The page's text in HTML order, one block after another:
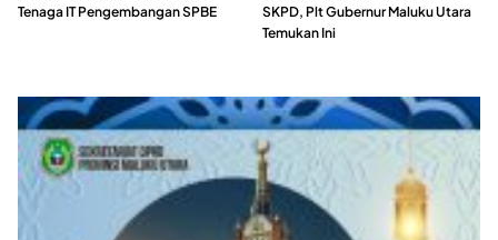
Tenaga IT Pengembangan SPBE
SKPD, Plt Gubernur Maluku Utara
Temukan Ini